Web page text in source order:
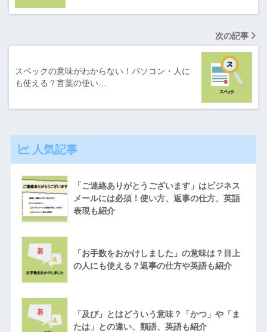
次の記事
スペックの意味がわからない！パソコン・人に
も使える？言葉の使い…
人気記事
「ご連絡ありがとうございます」はビジネス
メールには必須！使い方、返事の仕方、英語
表現も紹介
「お手数をおかけしました」の意味は？目上
の人にも使える？返事の仕方や英語も紹介
「及び」とはどういう意味？「かつ」や「ま
たは」との違い、類語、英語も紹介